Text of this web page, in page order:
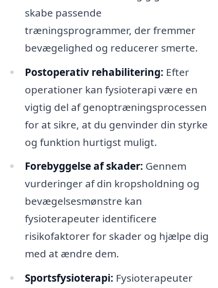
skabe passende
træningsprogrammer, der fremmer
bevægelighed og reducerer smerte.
Postoperativ rehabilitering: Efter
operationer kan fysioterapi være en
vigtig del af genoptræningsprocessen
for at sikre, at du genvinder din styrke
og funktion hurtigst muligt.
Forebyggelse af skader: Gennem
vurderinger af din kropsholdning og
bevægelsesmønstre kan
fysioterapeuter identificere
risikofaktorer for skader og hjælpe dig
med at ændre dem.
Sportsfysioterapi: Fysioterapeuter